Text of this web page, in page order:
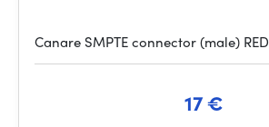
Canare SMPTE connector (male) RED
17 €